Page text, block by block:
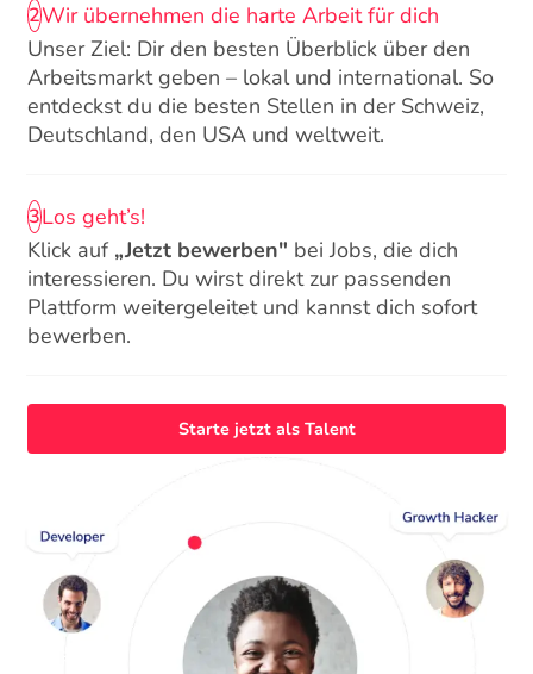
2Wir übernehmen die harte Arbeit für dich
Unser Ziel: Dir den besten Überblick über den
Arbeitsmarkt geben – lokal und international. So
entdeckst du die besten Stellen in der Schweiz,
Deutschland, den USA und weltweit.
3Los geht’s!
Klick auf „Jetzt bewerben" bei Jobs, die dich
interessieren. Du wirst direkt zur passenden
Plattform weitergeleitet und kannst dich sofort
bewerben.
Starte jetzt als Talent